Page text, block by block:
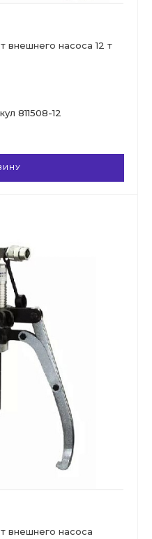
внешнего насоса 12 т
811508-12
внешнего насоса